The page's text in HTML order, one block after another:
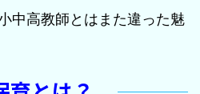
中高教師とはまた違った魅